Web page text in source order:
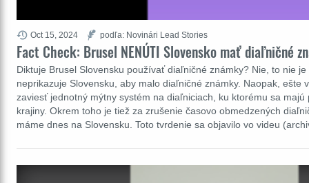
Fact Check: Brusel NENÚTI Slovensko mať diaľničné
Diktuje Brusel Slovensku používať diaľničné známky? Nie, to nie
neprikazuje Slovensku, aby malo diaľničné známky. Naopak, ešte
zaviesť jednotný mýtny systém na diaľniciach, ku ktorému sa
krajiny. Okrem toho je tiež za zrušenie časovo obmedzených
máme dnes na Slovensku. Toto tvrdenie sa objavilo vo videu
Oct 15, 2024 podľa: Novinári Lead Stories